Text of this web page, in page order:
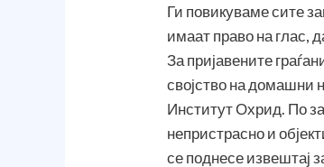
Ги повикуваме сите
имаат право на глас,
За пријавените
својство на домашни
Институт Охрид. По
непристрасно и
се поднесе извештај